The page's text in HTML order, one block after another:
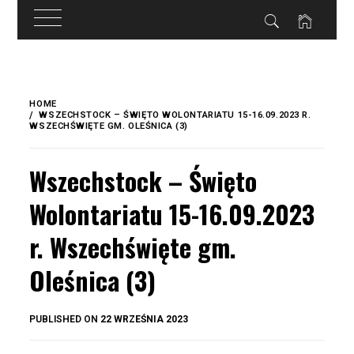
treści
content
HOME
WSZECHSTOCK – ŚWIĘTO WOLONTARIATU 15-16.09.2023 R.
WSZECHŚWIĘTE GM. OLEŚNICA (3)
Wszechstock – Święto
Wolontariatu 15-16.09.2023
r. Wszechświęte gm.
Oleśnica (3)
PUBLISHED ON 22 WRZEŚNIA 2023